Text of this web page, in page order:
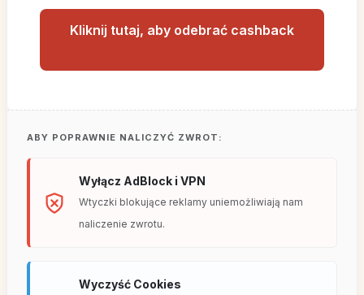
Kliknij tutaj, aby odebrać cashback
ABY POPRAWNIE NALICZYĆ ZWROT:
Wyłącz AdBlock i VPN
Wtyczki blokujące reklamy uniemożliwiają nam
naliczenie zwrotu.
Wyczyść Cookies